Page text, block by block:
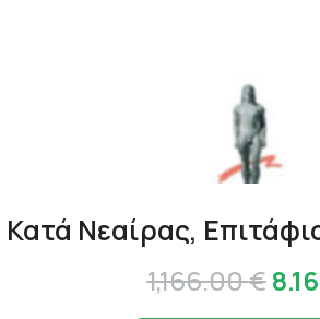
Κατά Νεαίρας,
1,166.00€8.16